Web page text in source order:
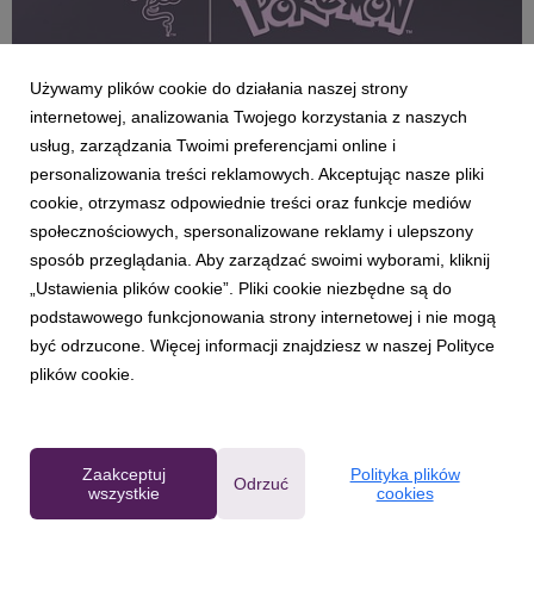
RAZER
Kiedy gaming spotyka magię Pokémonów:
Razer przedstawia najnowszą linię urządzeń,
obok której trudno przejść obojętnie
6 lipca 2026
Razer™ ogłosił dziś premierę wyczekiwanej kolekcji Razer
Espeon & Umbreon, opracowanej we współpracy z The
Pokémon Company International. Zestaw można nabyć na
Używamy plików cookie do działania naszej strony
internetowej, analizowania Twojego korzystania z naszych
usług, zarządzania Twoimi preferencjami online i
personalizowania treści reklamowych. Akceptując nasze pliki
cookie, otrzymasz odpowiednie treści oraz funkcje mediów
społecznościowych, spersonalizowane reklamy i ulepszony
sposób przeglądania. Aby zarządzać swoimi wyborami, kliknij
„Ustawienia plików cookie”. Pliki cookie niezbędne są do
podstawowego funkcjonowania strony internetowej i nie mogą
być odrzucone. Więcej informacji znajdziesz w naszej Polityce
plików cookie.
Zaakceptuj
wszystkie
Odrzuć
Polityka plików
cookies